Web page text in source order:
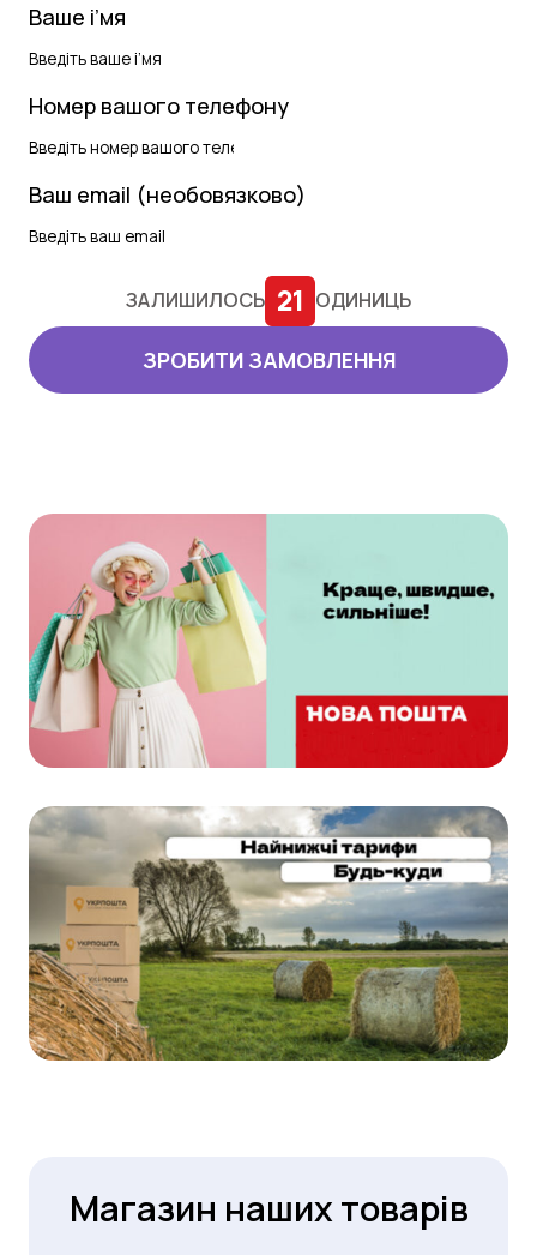
Ваше і’мя
Номер вашого телефону
Ваш email (необовязково)
ЗРОБИТИ ЗАМОВЛЕННЯ
ЗАЛИШИЛОСЬ 21 ОДИНИЦЬ
Магазин наших товарів